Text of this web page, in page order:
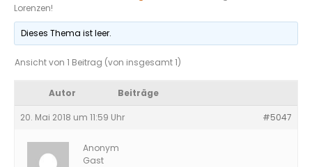
Lorenzen!
Dieses Thema ist leer.
Ansicht von 1 Beitrag (von insgesamt 1)
Autor Beiträge
20. Mai 2018 um 11:59 Uhr #5047
Anonym
Gast